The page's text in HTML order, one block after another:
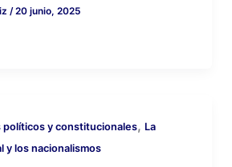
/20 junio, 2025
políticos y constitucionales, La
y los nacionalismos